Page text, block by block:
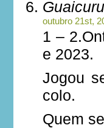
outubro 21st,
1 –
e 2023.
Jogou
colo.
Quem